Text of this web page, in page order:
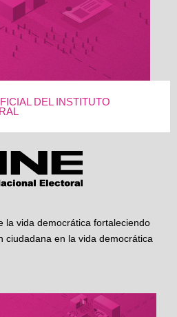
DEL INSTITUTO
la vida democrática fortaleciendo
ciudadana en la vida democrática